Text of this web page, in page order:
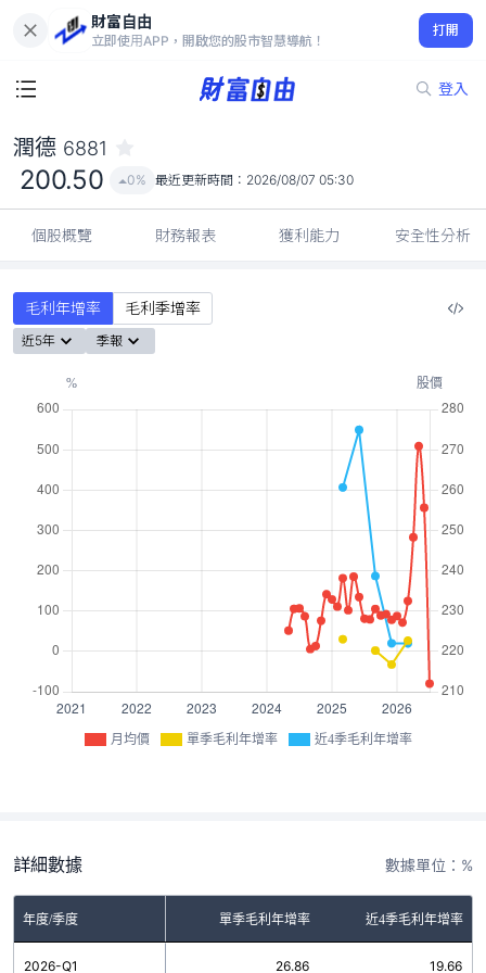
財富自由
立即使用APP，開啟您的股市智慧導航！
打開
登入
200.50
0%
潤德 6881
200.50 0% 最近更新時間： 2026/08/07 05:30
個股概覽 財務報表 獲利能力 安全性分析
毛利年增率 毛利季增率
近5年 季報
月均價 單季毛利年增率 近4季毛利年增率
詳細數據 數據單位：%
年度/季度 單季毛利年增率 近4季毛利年增率
2026-Q1 26.86 19.66